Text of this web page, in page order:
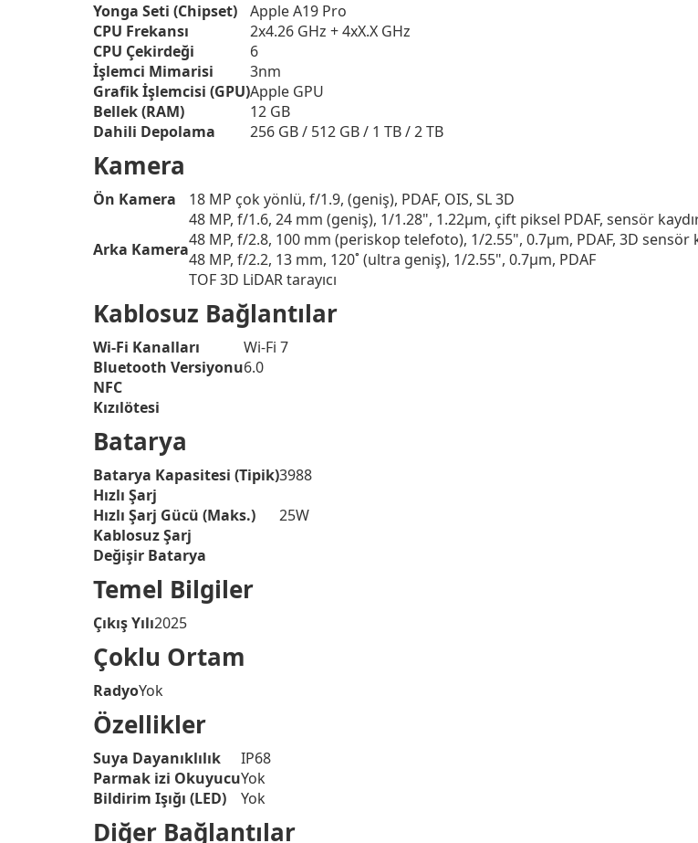
Yonga Seti (Chipset)
Apple A19 Pro
CPU Frekansı
2x4.26 GHz + 4xX.X GHz
CPU Çekirdeği
6
İşlemci Mimarisi
3nm
Grafik İşlemcisi (GPU)Apple GPU
Bellek (RAM)
12 GB
Dahili Depolama
256 GB / 512 GB / 1 TB / 2 TB
Kamera
Ön Kamera 18 MP çok yönlü, f/1.9, (geniş), PDAF, OIS, SL 3D
Arka Kamera
48 MP, f/1.6, 24 mm (geniş), 1/1.28", 1.22µm, çift piksel PDAF, sensör
48 MP, f/2.8, 100 mm (periskop telefoto), 1/2.55", 0.7µm, PDAF, 3D sensör
48 MP, f/2.2, 13 mm, 120˚ (ultra geniş), 1/2.55", 0.7µm, PDAF
TOF 3D LiDAR tarayıcı
Kablosuz Bağlantılar
Wi-Fi Kanalları
Wi-Fi 7
Bluetooth Versiyonu6.0
NFC
Kızılötesi
Batarya
Batarya Kapasitesi (Tipik)3988
Hızlı Şarj
Hızlı Şarj Gücü (Maks.)
25W
Kablosuz Şarj
Değişir Batarya
Temel Bilgiler
Çıkış Yılı2025
Çoklu Ortam
RadyoYok
Özellikler
Suya Dayanıklılık
IP68
Parmak izi OkuyucuYok
Bildirim Işığı (LED)
Yok
Diğer Bağlantılar